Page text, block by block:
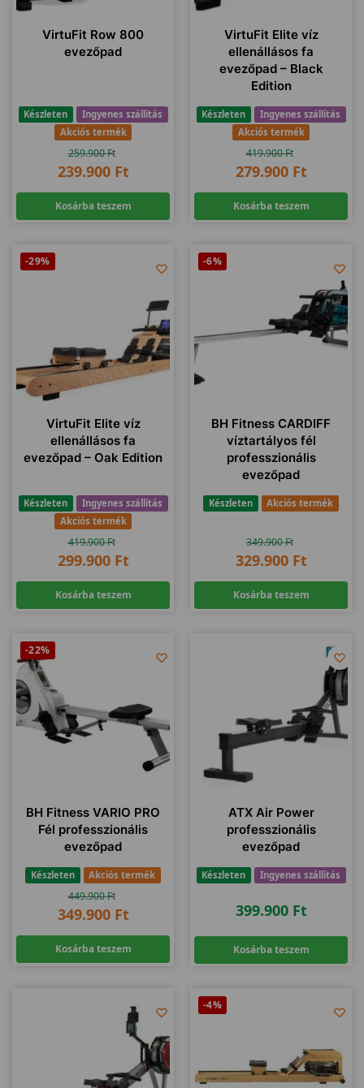
VirtuFit Row 800
evezőpad
Készleten
Ingyenes szállítás
Akciós termék
259.900Ft
239.900 Ft
Kosárba teszem
VirtuFit Elite víz
ellenállásos fa
evezőpad – Black
Edition
Készleten
Ingyenes szállítás
Akciós termék
419.900Ft
279.900 Ft
Kosárba teszem
-29%
VirtuFit Elite víz
ellenállásos fa
evezőpad – Oak Edition
Készleten
Ingyenes szállítás
Akciós termék
419.900Ft
299.900 Ft
Kosárba teszem
-6%
BH Fitness CARDIFF
víztartályos fél
professzionális
evezőpad
Készleten Akciós termék
349.900Ft
329.900 Ft
Kosárba teszem
-22%
BH Fitness VARIO PRO
Fél professzionális
evezőpad
Készleten Akciós termék
449.900Ft
349.900 Ft
Kosárba teszem
ATX Air Power
professzionális
evezőpad
Készleten Ingyenes szállítás
399.900 Ft
Kosárba teszem
-4%